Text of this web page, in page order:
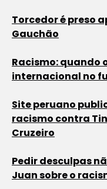
Torcedor é preso
Gauchão
Racismo: quando
internacional no
Site peruano
racismo contra
Cruzeiro
Pedir desculpas
Juan sobre o